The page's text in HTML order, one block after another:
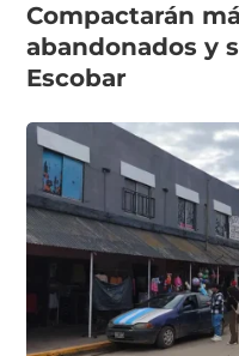
Compactarán
abandonados y
Escobar